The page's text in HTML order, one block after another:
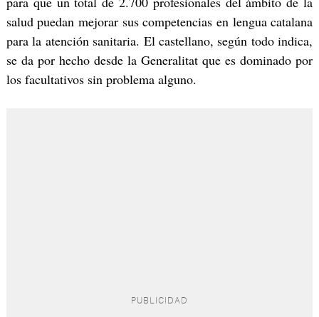
salud puedan mejorar sus competencias en lengua catalana
para la atención sanitaria. El castellano, según todo indica,
se da por hecho desde la Generalitat que es dominado por
los facultativos sin problema alguno.